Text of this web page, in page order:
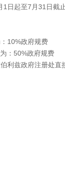
日起至7月31日截止
10%政府规费
：50%政府规费
利兹政府注册处直